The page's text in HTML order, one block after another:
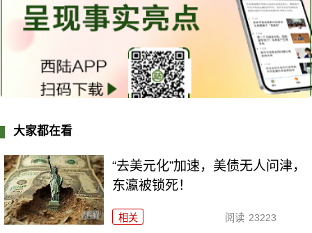
大家都在看
“去美元化”加速，美债无人问津，
东瀛被锁死！
相关 阅读 23223